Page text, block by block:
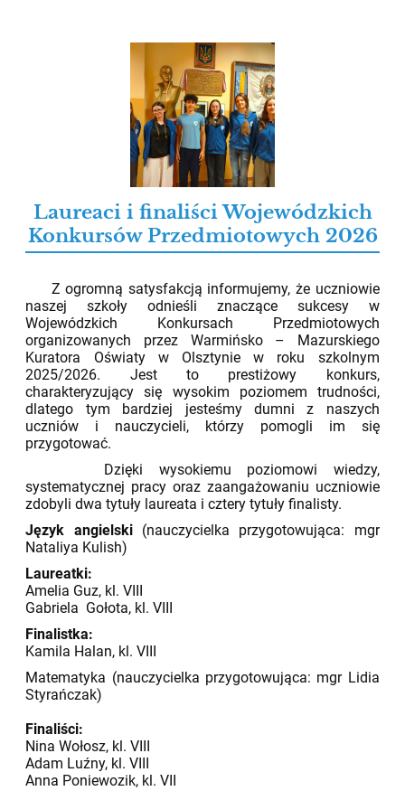
Laureaci i finaliści Wojewódzkich
Konkursów Przedmiotowych 2026
Z ogromną satysfakcją informujemy, że uczniowie
naszej szkoły odnieśli znaczące sukcesy w
Wojewódzkich Konkursach Przedmiotowych
organizowanych przez Warmińsko – Mazurskiego
Kuratora Oświaty w Olsztynie w roku szkolnym
2025/2026. Jest to prestiżowy konkurs,
charakteryzujący się wysokim poziomem trudności,
dlatego tym bardziej jesteśmy dumni z naszych
uczniów i nauczycieli, którzy pomogli im się
przygotować.
Dzięki wysokiemu poziomowi wiedzy,
systematycznej pracy oraz zaangażowaniu uczniowie
zdobyli dwa tytuły laureata i cztery tytuły finalisty.
Język angielski(nauczycielka przygotowująca: mgr
Nataliya Kulish)
Laureatki:
Amelia Guz, kl. VIII
Gabriela Gołota, kl. VIII
Finalistka:
Kamila Halan, kl. VIII
Matematyka (nauczycielka przygotowująca: mgr Lidia
Styrańczak)
Finaliści:
Nina Wołosz, kl. VIII
Adam Luźny, kl. VIII
Anna Poniewozik, kl. VII